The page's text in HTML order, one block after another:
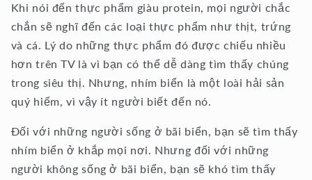
Khi nói đến thực phẩm giàu protein, mọi người chắc
chắn sẽ nghĩ đến các loại thực phẩm như thịt, trứng
và cá. Lý do những thực phẩm đó được chiếu nhiều
hơn trên TV là vì bạn có thể dễ dàng tìm thấy chúng
trong siêu thị. Nhưng, nhím biển là một loài hải sản
quý hiếm, vì vậy ít người biết đến nó.
Đối với những người sống ở bãi biển, bạn sẽ tìm thấy
nhím biển ở khắp mọi nơi. Nhưng đối với những
người không sống ở bãi biển, bạn sẽ khó tìm thấy